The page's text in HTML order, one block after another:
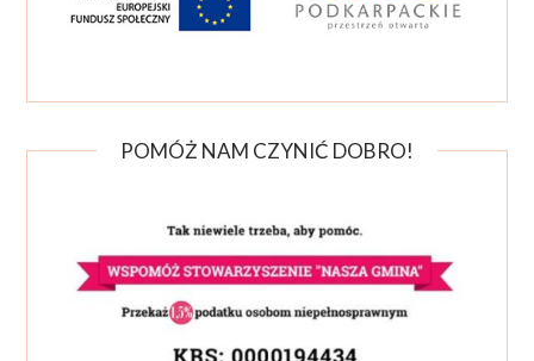
POMÓŻ NAM CZYNIĆ DOBRO!